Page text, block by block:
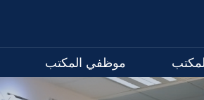
موظفي المكتب